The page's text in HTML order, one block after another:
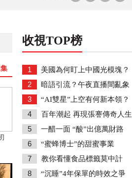
收視TOP榜
1 美國為何盯上中國光模塊？
2 暗語引流？午夜直播間亂象
3 “AI雙星”上空有何新本領？
4 百年潮起 再現張謇傳奇人生
5 一醋一面 “酸”出億萬財路
6 “蜜蜂博士”的甜蜜事業
7 教你看懂食品標籤莫中計
8 “沉睡”4年保單的時效之爭